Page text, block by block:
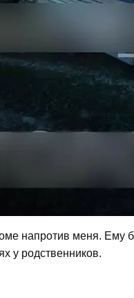
напротив меня. Ему
у родственников.